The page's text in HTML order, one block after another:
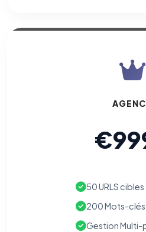
50 URLS cibles
200 Mots-clés
Gestion Multi-